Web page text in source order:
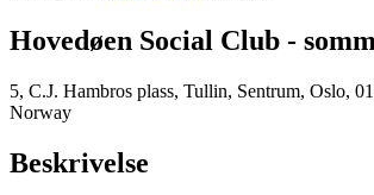
Hovedøen Social Club -
5, C.J. Hambros plass, Tullin, Sentrum, Oslo,
Norway
Beskrivelse